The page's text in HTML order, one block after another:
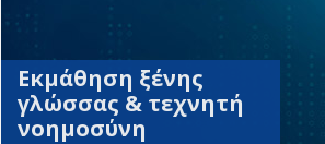
Εκμάθηση ξένης
γλώσσας & τεχνητή
νοημοσύνη